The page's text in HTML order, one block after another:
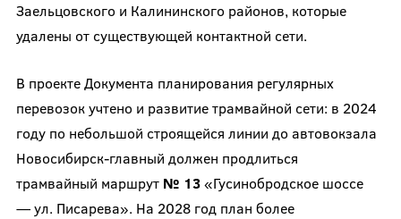
Заельцовского и Калининского районов, которые
удалены от существующей контактной сети.
В проекте Документа планирования регулярных
перевозок учтено и развитие трамвайной сети: в 2024
году по небольшой строящейся линии до автовокзала
Новосибирск-главный должен продлиться
трамвайный маршрут № 13«Гусинобродское шоссе
— ул. Писарева». На 2028 год план более